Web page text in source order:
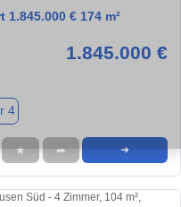
€ 174 m²
1.845.000 €
4
★ ➦ ➜